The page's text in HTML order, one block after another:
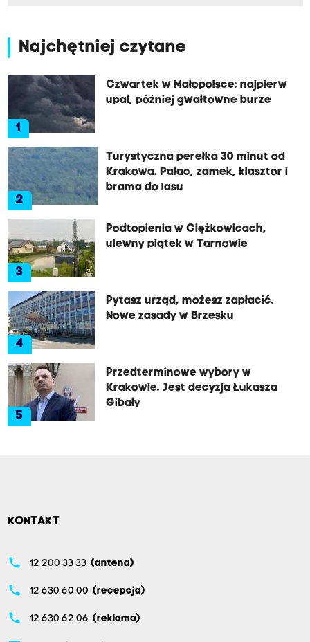
Najchętniej czytane
1
Czwartek w Małopolsce: najpierw
upał, później gwałtowne burze
2
Turystyczna perełka 30 minut od
Krakowa. Pałac, zamek, klasztor i
brama do lasu
3
Podtopienia w Ciężkowicach,
ulewny piątek w Tarnowie
4
Pytasz urząd, możesz zapłacić.
Nowe zasady w Brzesku
5
Przedterminowe wybory w
Krakowie. Jest decyzja Łukasza
Gibały
KONTAKT
phone 12 200 33 33 (antena)
phone 12 630 60 00 (recepcja)
phone 12 630 62 06 (reklama)